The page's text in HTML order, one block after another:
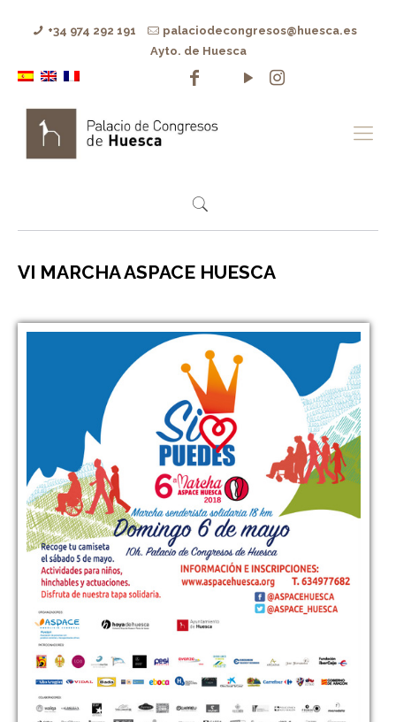
+34 974 292 191
palaciodecongresos@huesca.es
Ayto. de Huesca
VI MARCHA ASPACE HUESCA